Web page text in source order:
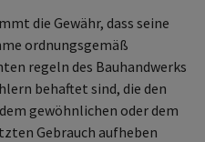
die Gewähr, dass seine
ordnungsgemäß
regeln des Bauhandwerks
behaftet sind, die den
gewöhnlichen oder dem
Gebrauch aufheben